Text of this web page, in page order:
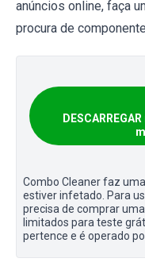
anúncios online, faça
procura de
Combo Cleaner faz
estiver infetado. Para
precisa de comprar
limitados para teste
pertence e é operado